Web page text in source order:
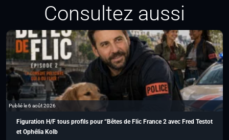
Consultez aussi
Publié le 6 août 2026
Figuration H/F tous profils pour “Bêtes de Flic France 2 avec Fred Testot
et Ophélia Kolb